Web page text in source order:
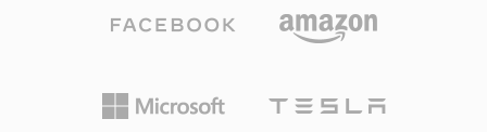
integración estrecha con el entorno de edición
Pro Tools, permitiendo la edición no
también incluia puntos de bucle y marcadores,
de códecs competidores qué se apoyan en un
un mayor presupuesto de datos a cada canal,
preservando detalles espaciales más finos y